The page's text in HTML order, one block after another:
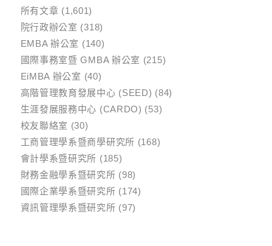
所有文章 (1,601)
院行政辦公室 (318)
EMBA 辦公室 (140)
國際事務室暨 GMBA 辦公室 (215)
EiMBA 辦公室 (40)
高階管理教育發展中心 (SEED) (84)
生涯發展服務中心 (CARDO) (53)
校友聯絡室 (30)
工商管理學系暨商學研究所 (168)
會計學系暨研究所 (185)
財務金融學系暨研究所 (98)
國際企業學系暨研究所 (174)
資訊管理學系暨研究所 (97)